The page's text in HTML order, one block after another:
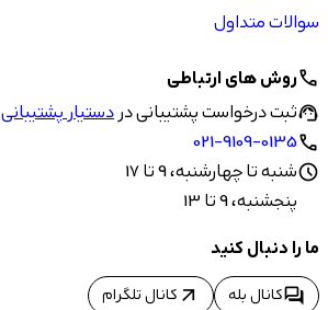
سوالات متداول
callروش های ارتباطی
support_agentثبت درخواست پشتیبانی دردستیار پشتیبانی
call
021-9109-0135
scheduleشنبه تا چهارشنبه، 9 تا 17
پنجشنبه، 9 تا 13
ما را دنبال کنید
forumکانال بله arrow_outward کانال تلگرام